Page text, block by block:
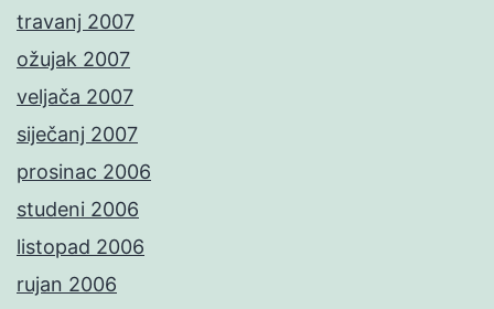
travanj 2007
ožujak 2007
veljača 2007
siječanj 2007
prosinac 2006
studeni 2006
listopad 2006
rujan 2006